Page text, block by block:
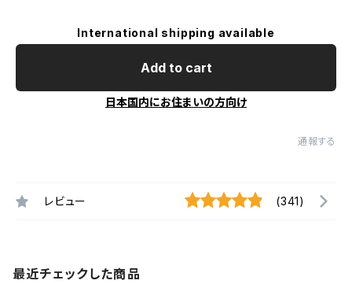
International shipping available
Add to cart
日本国内にお住まいの方向け
通報する
レビュー (341)
最近チェックした商品